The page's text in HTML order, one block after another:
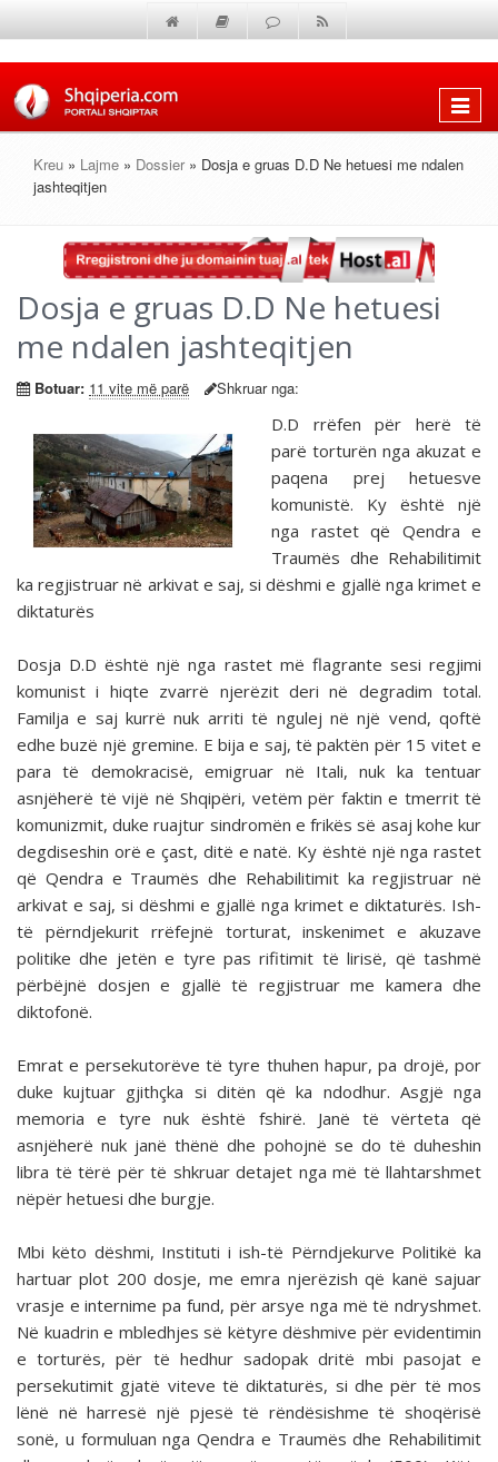
Shfaq
Kreu » Lajme » Dossier » Dosja e gruas D.D Ne hetuesi me ndalen
jashteqitjen
Dosja e gruas D.D Ne hetuesi
me ndalen jashteqitjen
Botuar: 11 vite më parë Shkruar nga:
D.D rrëfen për herë të
parë torturën nga akuzat e
paqena prej hetuesve
komunistë. Ky është një
nga rastet që Qendra e
Traumës dhe Rehabilitimit
ka regjistruar në arkivat e saj, si dëshmi e gjallë nga krimet e
diktaturës
Dosja D.D është një nga rastet më flagrante sesi regjimi
komunist i hiqte zvarrë njerëzit deri në degradim total.
Familja e saj kurrë nuk arriti të ngulej në një vend, qoftë
edhe buzë një gremine. E bija e saj, të paktën për 15 vitet e
para të demokracisë, emigruar në Itali, nuk ka tentuar
asnjëherë të vijë në Shqipëri, vetëm për faktin e tmerrit të
komunizmit, duke ruajtur sindromën e frikës së asaj kohe kur
degdiseshin orë e çast, ditë e natë. Ky është një nga rastet
që Qendra e Traumës dhe Rehabilitimit ka regjistruar në
arkivat e saj, si dëshmi e gjallë nga krimet e diktaturës. Ish-
të përndjekurit rrëfejnë torturat, inskenimet e akuzave
politike dhe jetën e tyre pas rifitimit të lirisë, që tashmë
përbëjnë dosjen e gjallë të regjistruar me kamera dhe
diktofonë.
Emrat e persekutorëve të tyre thuhen hapur, pa drojë, por
duke kujtuar gjithçka si ditën që ka ndodhur. Asgjë nga
memoria e tyre nuk është fshirë. Janë të vërteta që
asnjëherë nuk janë thënë dhe pohojnë se do të duheshin
libra të tërë për të shkruar detajet nga më të llahtarshmet
nëpër hetuesi dhe burgje.
Mbi këto dëshmi, Instituti i ish-të Përndjekurve Politikë ka
hartuar plot 200 dosje, me emra njerëzish që kanë sajuar
vrasje e internime pa fund, për arsye nga më të ndryshmet.
Në kuadrin e mbledhjes së këtyre dëshmive për evidentimin
e torturës, për të hedhur sadopak dritë mbi pasojat e
persekutimit gjatë viteve të diktaturës, si dhe për të mos
lënë në harresë një pjesë të rëndësishme të shoqërisë
sonë, u formuluan nga Qendra e Traumës dhe Rehabilitimit